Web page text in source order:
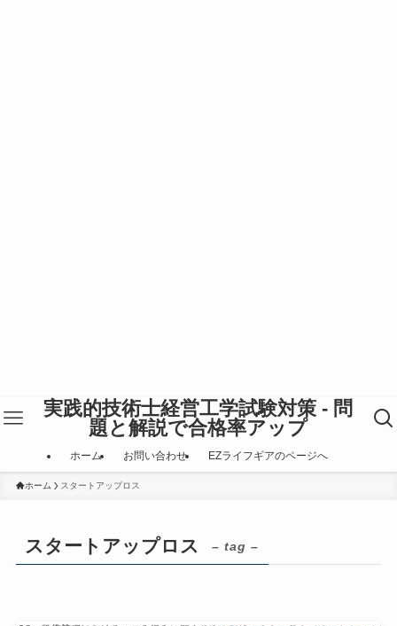
実践的技術士経営工学試験対策 - 問
題と解説で合格率アップ
ホーム お問い合わせ EZライフギアのページへ
ホーム スタートアップロス
スタートアップロス – tag –